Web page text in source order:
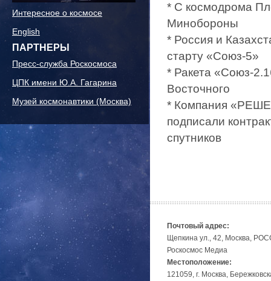
Интересное о космосе
English
ПАРТНЕРЫ
Пресс-служба Роскосмоса
ЦПК имени Ю.А. Гагарина
Музей космонавтики (Москва)
* С космодрома
Минобороны
* Россия и
старту «Союз-5»
* Ракета «Союз-
Восточного
* Компания
подписали
спутников
Почтовый адрес:
Щепкина ул., 42, Москва,
Роскосмос Медиа
Местоположение:
121059, г. Москва,